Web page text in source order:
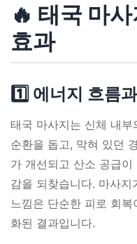
🔥 태국 마
효과
1️⃣ 에너지 흐름
태국 마사지는 신체 내
순환을 돕고, 막혀 있던
가 개선되고 산소 공급
감을 되찾습니다. 마사지
느낌은 단순한 피로 회
화된 결과입니다.